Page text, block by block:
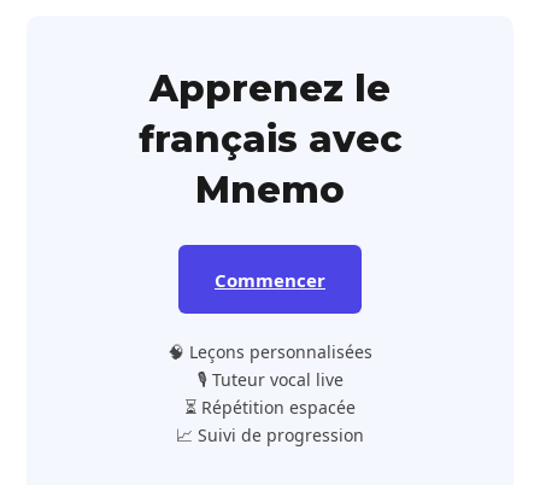
Apprenez le
français avec
Mnemo
Commencer
🧠 Leçons personnalisées
🎙️ Tuteur vocal live
⏳ Répétition espacée
📈 Suivi de progression